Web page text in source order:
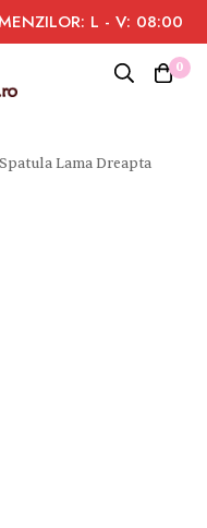
L - V: 08:00
0
Lama Dreapta